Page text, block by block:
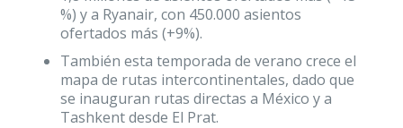
%) y a Ryanair, con 450.000 asientos
ofertados más (+9%).
También esta temporada de verano crece el
mapa de rutas intercontinentales, dado que
se inauguran rutas directas a México y a
Tashkent desde El Prat.